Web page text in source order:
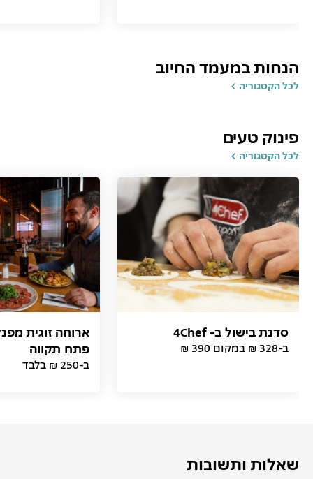
הנחות במעמד החיוב
לכל הקטגוריה
פינוק טעים
לכל הקטגוריה
סדנת בישול ב- 4Chef
ב-328 ₪ במקום 390 ₪
ארוחה זוגית
פתח תקווה
ב-250 ₪ בלבד
שאלות ותשובות